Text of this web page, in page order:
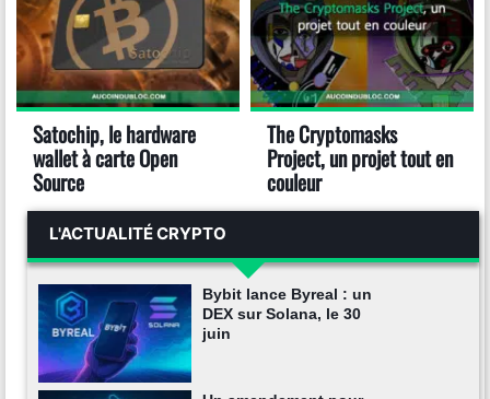
Satochip, le hardware
wallet à carte Open
Source
The Cryptomasks
Project, un projet tout en
couleur
L'ACTUALITÉ CRYPTO
Bybit lance Byreal : un
DEX sur Solana, le 30
juin